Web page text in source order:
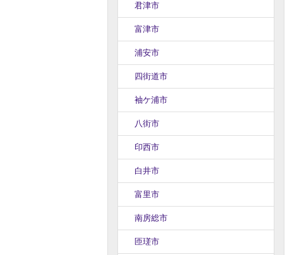
君津市
富津市
浦安市
四街道市
袖ケ浦市
八街市
印西市
白井市
富里市
南房総市
匝瑳市